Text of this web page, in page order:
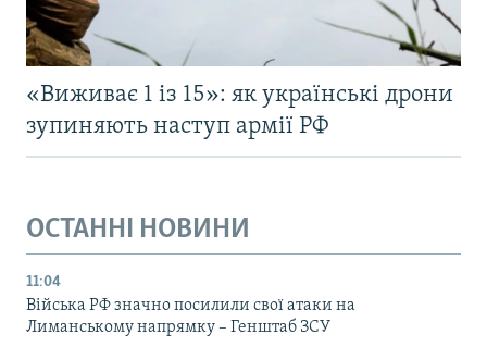
«Виживає 1 із 15»: як українські дрони
зупиняють наступ армії РФ
ОСТАННІ НОВИНИ
11:04
Війська РФ значно посилили свої атаки на
Лиманському напрямку – Генштаб ЗСУ